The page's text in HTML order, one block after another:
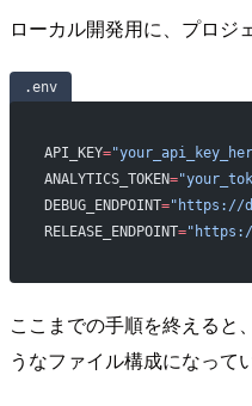
ローカル開発用に、プロジ
.env
API_KEY=
ANALYTICS_TOKEN=
DEBUG_ENDPOINT="https://
RELEASE_ENDPOINT="https://
ここまでの手順を終えると
うなファイル構成になって